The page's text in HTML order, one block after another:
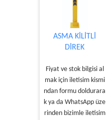
ASMA KİLİTLİ
DİREK
Fiyat ve stok bilgisi al
mak için iletisim kismi
ndan formu doldurara
k ya da WhatsApp üze
rinden bizimle iletisim